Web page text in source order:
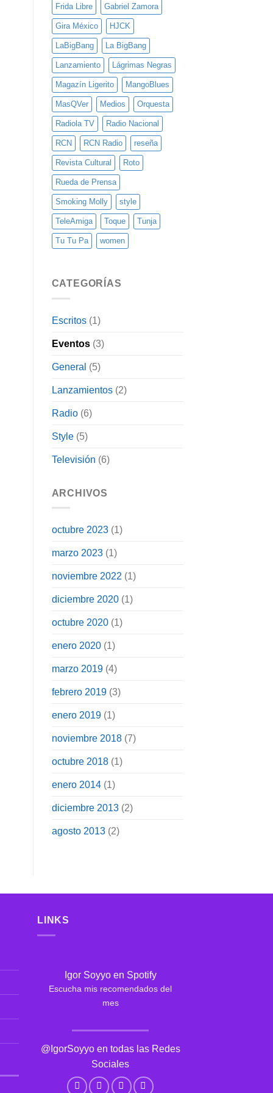
Frida Libre Gabriel Zamora
Gira México HJCK
LaBigBang La BigBang
Lanzamiento Lágrimas Negras
Magazín Ligerito MangoBlues
MasQVer Medios Orquesta
Radiola TV Radio Nacional
RCN RCN Radio reseña
Revista Cultural Roto
Rueda de Prensa
Smoking Molly style
TeleAmiga Toque Tunja
Tu Tu Pa women
CATEGORÍAS
Escritos(1)
Eventos(3)
General (5)
Lanzamientos(2)
Radio(6)
Style(5)
Televisión (6)
ARCHIVOS
octubre 2023(1)
marzo 2023(1)
noviembre 2022 (1)
diciembre 2020(1)
octubre 2020(1)
enero 2020(1)
marzo 2019(4)
febrero 2019(3)
enero 2019(1)
noviembre 2018(7)
octubre 2018(1)
enero 2014(1)
diciembre 2013(2)
agosto 2013(2)
LINKS
Igor Soyyo en Spotify
Escucha mis recomendados del
mes
@IgorSoyyo en todas las Redes
Sociales